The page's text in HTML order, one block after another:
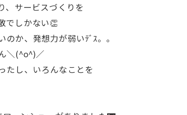
、サービスづくりを
でしかない👏
か、発想力が弱いﾃﾞｽ。。
＼(^o^)／
たし、いろんなことを